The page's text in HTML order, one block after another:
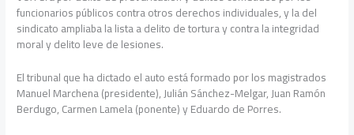
funcionarios públicos contra otros derechos individuales, y la del
sindicato ampliaba la lista a delito de tortura y contra la integridad
moral y delito leve de lesiones.
El tribunal que ha dictado el auto está formado por los magistrados
Manuel Marchena (presidente), Julián Sánchez-Melgar, Juan Ramón
Berdugo, Carmen Lamela (ponente) y Eduardo de Porres.